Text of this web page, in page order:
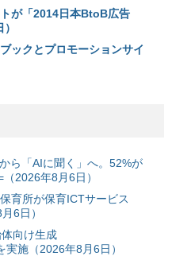
が「2014日本BtoB広告
ックとプロモーションサイ
ら「AIに聞く」へ。52%が
2026年8月6日）
育所が保育ICTサービス
6日）
向け生成
施（2026年8月6日）